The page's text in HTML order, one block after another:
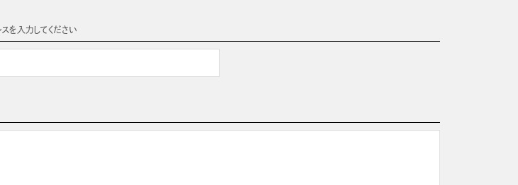
を入力してください